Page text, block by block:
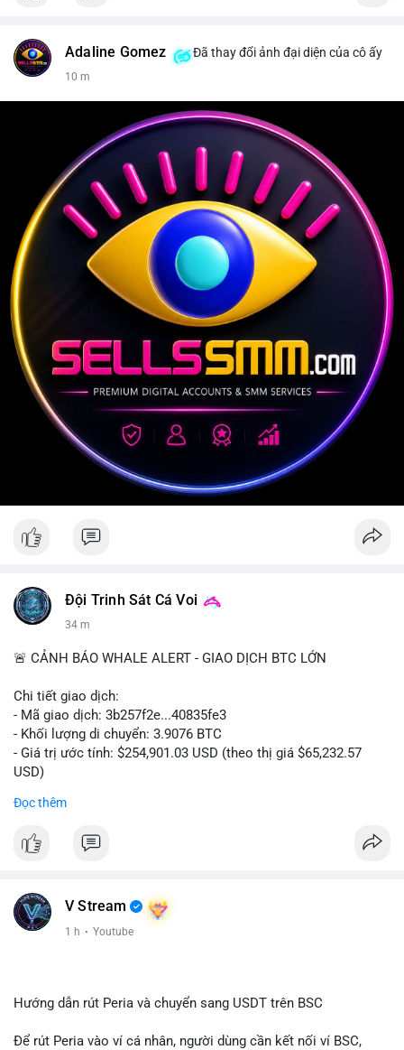
Adaline Gomez Đã thay đổi ảnh đại diện của cô ấy
10 m
Đội Trinh Sát Cá Voi
34 m
🚨 CẢNH BÁO WHALE ALERT - GIAO DỊCH BTC LỚN
Chi tiết giao dịch:
- Mã giao dịch: 3b257f2e...40835fe3
- Khối lượng di chuyển: 3.9076 BTC
- Giá trị ước tính: $254,901.03 USD (theo thị giá $65,232.57
USD)
255 nghìn USD) được chuyển trong một giao dịch duy nhất cho
chuyển một phần nhỏ trong tổng thể nắm giữ (thường là ví lớn
hàng trăm BTC) phản ánh hành vi thăm dò thanh khoản hoặc
đích đến là ví lạnh, đây là tín hiệu tích lũy dài hạn, tạo tâm lý
Đọc thêm
V Stream
1 h · Youtube
Hướng dẫn rút Peria và chuyển sang USDT trên BSC
Để rút Peria vào ví cá nhân, người dùng cần kết nối ví BSC,